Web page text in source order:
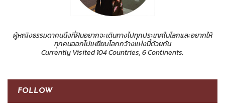
ผู้หญิงธรรมดาคนนึงที่ฝันอยากจะเดินทางไปทุกประเทศในโลกและอยากให้
ทุกคนออกไปเหยียบโลกกว้างแห่งนี้ด้วยกัน
Currently Visited 104 Countries, 6 Continents.
FOLLOW